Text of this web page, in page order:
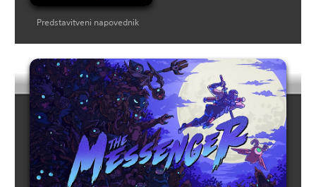
Predstavitveni napovednik